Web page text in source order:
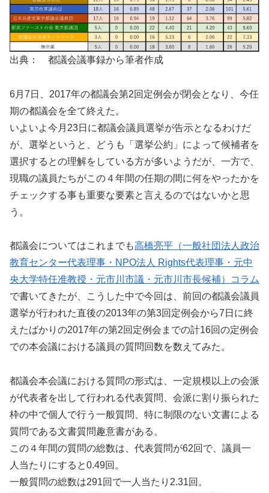
出典： 都議会議事録から筆者作成
6月7日、2017年の都議会第2回定例会が閉会となり、今任
期の都議会を全て終えた。
いよいよ今月23日に都議会議員選挙が告示となるわけだ
が、選挙というと、どうも「選挙公約」によって候補者を
選択するとの理解をしている方が多いようだが、一方で、
現職の議員たちがこの４年間の任期の間に何をやったかを
チェックする事も重要な要素と言えるのではないかと思
う。
都議会についてはこれまでも高橋亮平（一般社団法人政治
教育センター代表理事・ NPO法人 Rights代表理事・元中
央大学特任准教授・元市川市議・元市川市長候補）コラム
で書いてきたが、こうした中で今回は、前回の都議会議員
選挙が行われた直後の2013年の第3回定例会から7日に終
えたばかりの2017年の第2回定例会までの計16回の定例会
での本会議における議員の質問回数を数えてみた。
都議会本会議における質問の形式は、一定規模以上の会派
が代表者を出して行われる代表質問、会派に割り振られた
枠の中で個人で行う一般質問、特に制限のない文書による
質問である文書質問趣意書がある。
この４年間の質問の総数は、代表質問が62回で、議員一
人当たりにすると0.49回。
一般質問の総数は291回で一人当たり2.31回。